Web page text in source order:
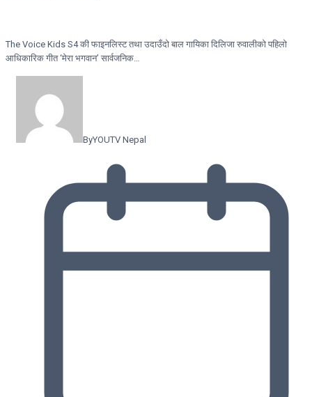
The Voice Kids S4 की फाइनलिस्ट तथा उदाउँदो बाल गायिका दिलिजा रुवालीको पहिलो
आधिकारिक गीत ‘मेरा भगवान’ सार्वजनिक…
ByYOUTV Nepal